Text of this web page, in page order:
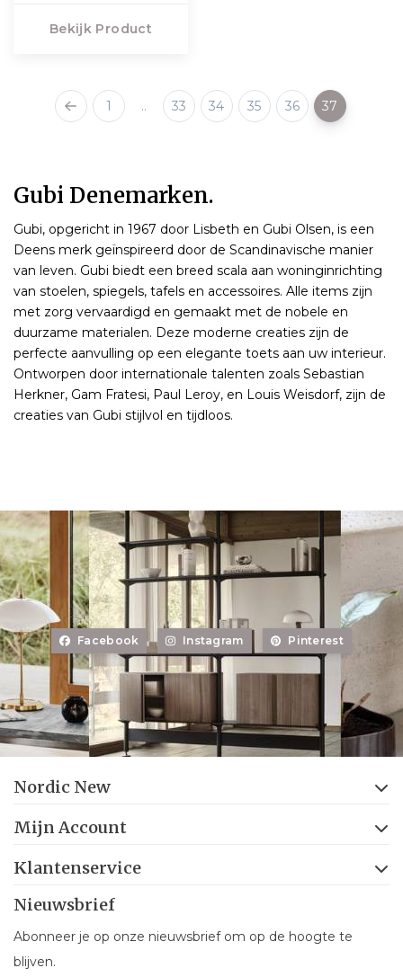
Bekijk Product
1 .. 33 34 35 36 37
Gubi Denemarken.
Gubi, opgericht in 1967 door Lisbeth en Gubi Olsen, is een
Deens merk geïnspireerd door de Scandinavische manier
van leven. Gubi biedt een breed scala aan woninginrichting
van stoelen, spiegels, tafels en accessoires. Alle items zijn
met zorg vervaardigd en gemaakt met de nobele en
duurzame materialen. Deze moderne creaties zijn de
perfecte aanvulling op een elegante toets aan uw interieur.
Ontworpen door internationale talenten zoals Sebastian
Herkner, Gam Fratesi, Paul Leroy, en Louis Weisdorf, zijn de
creaties van Gubi stijlvol en tijdloos.
Facebook Instagram Pinterest
Nordic New
Mijn Account
Klantenservice
Nieuwsbrief
Abonneer je op onze nieuwsbrief om op de hoogte te
blijven.